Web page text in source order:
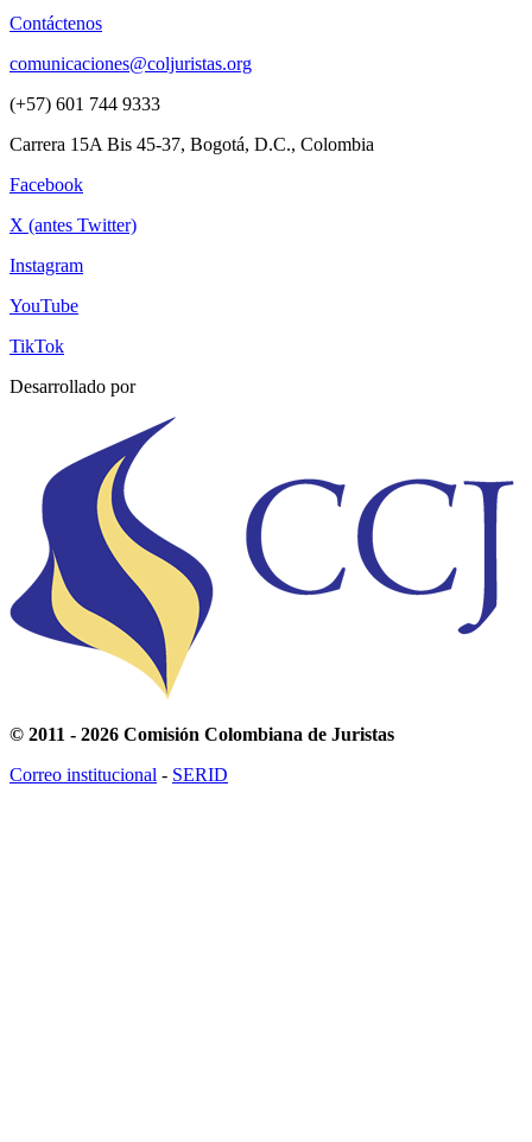
Contáctenos
comunicaciones@coljuristas.org
(+57) 601 744 9333
Carrera 15A Bis 45-37, Bogotá, D.C., Colombia
Facebook
X (antes Twitter)
Instagram
YouTube
TikTok
Desarrollado por
© 2011 - 2026 Comisión Colombiana de Juristas
Correo institucional - SERID